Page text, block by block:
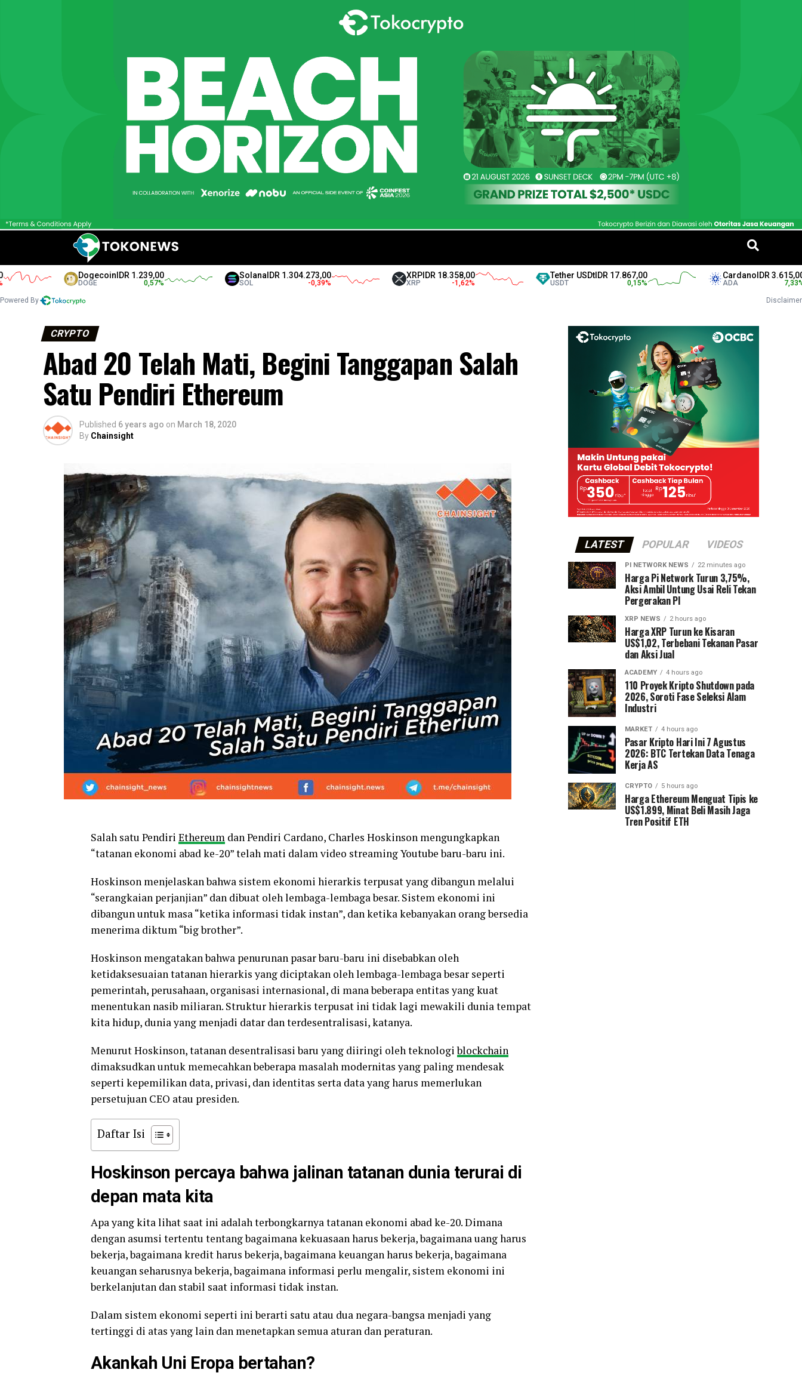
DogecoinIDR 1.239,00
DOGE
SolanaIDR 1.304.273,00
SOL
XRPIDR 18.358,00
XRP
Tether USDtIDR 17.867,00
USDT
CardanoIDR 3.615,00
ADA
Powered By Disclaimer
CRYPTO
Abad 20 Telah Mati, Begini Tanggapan Salah
Satu Pendiri Ethereum
Published 6 years ago on March 18, 2020
By Chainsight
Salah satu Pendiri Ethereum dan Pendiri Cardano, Charles Hoskinson mengungkapkan
“tatanan ekonomi abad ke-20” telah mati dalam video streaming Youtube baru-baru ini.
Hoskinson menjelaskan bahwa sistem ekonomi hierarkis terpusat yang dibangun melalui
“serangkaian perjanjian” dan dibuat oleh lembaga-lembaga besar. Sistem ekonomi ini
dibangun untuk masa “ketika informasi tidak instan”, dan ketika kebanyakan orang bersedia
menerima diktum “big brother”.
Hoskinson mengatakan bahwa penurunan pasar baru-baru ini disebabkan oleh
ketidaksesuaian tatanan hierarkis yang diciptakan oleh lembaga-lembaga besar seperti
pemerintah, perusahaan, organisasi internasional, di mana beberapa entitas yang kuat
menentukan nasib miliaran. Struktur hierarkis terpusat ini tidak lagi mewakili dunia tempat
kita hidup, dunia yang menjadi datar dan terdesentralisasi, katanya.
Menurut Hoskinson, tatanan desentralisasi baru yang diiringi oleh teknologiblockchain
dimaksudkan untuk memecahkan beberapa masalah modernitas yang paling mendesak
seperti kepemilikan data, privasi, dan identitas serta data yang harus memerlukan
persetujuan CEO atau presiden.
Daftar Isi
Hoskinson percaya bahwa jalinan tatanan dunia terurai di
depan mata kita
Apa yang kita lihat saat ini adalah terbongkarnya tatanan ekonomi abad ke-20. Dimana
dengan asumsi tertentu tentang bagaimana kekuasaan harus bekerja, bagaimana uang harus
bekerja, bagaimana kredit harus bekerja, bagaimana keuangan harus bekerja, bagaimana
keuangan seharusnya bekerja, bagaimana informasi perlu mengalir, sistem ekonomi ini
berkelanjutan dan stabil saat informasi tidak instan.
Dalam sistem ekonomi seperti ini berarti satu atau dua negara-bangsa menjadi yang
tertinggi di atas yang lain dan menetapkan semua aturan dan peraturan.
Akankah Uni Eropa bertahan?
LATEST POPULAR VIDEOS
PI NETWORK NEWS 22 minutes ago
Harga Pi Network Turun 3,75%,
Aksi Ambil Untung Usai Reli Tekan
Pergerakan PI
XRP NEWS 2 hours ago
Harga XRP Turun ke Kisaran
US$1,02, Terbebani Tekanan Pasar
dan Aksi Jual
ACADEMY 4 hours ago
110 Proyek Kripto Shutdown pada
2026, Soroti Fase Seleksi Alam
Industri
MARKET 4 hours ago
Pasar Kripto Hari Ini 7 Agustus
2026: BTC Tertekan Data Tenaga
Kerja AS
CRYPTO 5 hours ago
Harga Ethereum Menguat Tipis ke
US$1.899, Minat Beli Masih Jaga
Tren Positif ETH